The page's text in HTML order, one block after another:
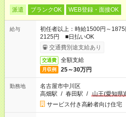
派遣 ブランクOK WEB登録・面接OK
給与
初任者以上：時給1500円～
2125円 ■日払いOK
交通費別途支給あり
交通費 全額支給
月収例 25～30万円
勤務地
名古屋市中川区
高畑駅 / 春田駅 / 山王(愛知県
サービス付き高齢者向け住宅